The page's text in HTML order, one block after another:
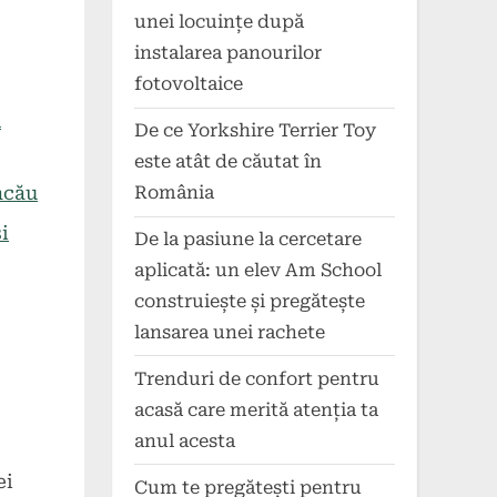
unei locuințe după
instalarea panourilor
fotovoltaice
De ce Yorkshire Terrier Toy
este atât de căutat în
România
De la pasiune la cercetare
aplicată: un elev Am School
construiește și pregătește
lansarea unei rachete
Trenduri de confort pentru
acasă care merită atenția ta
anul acesta
Cum te pregătești pentru